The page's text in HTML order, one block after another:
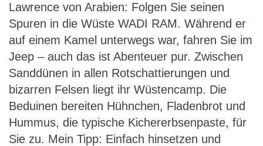
Lawrence von Arabien: Folgen Sie seinen
Spuren in die Wüste WADI RAM. Während er
auf einem Kamel unterwegs war, fahren Sie im
Jeep – auch das ist Abenteuer pur. Zwischen
Sanddünen in allen Rotschattierungen und
bizarren Felsen liegt ihr Wüstencamp. Die
Beduinen bereiten Hühnchen, Fladenbrot und
Hummus, die typische Kichererbsenpaste, für
Sie zu. Mein Tipp: Einfach hinsetzen und